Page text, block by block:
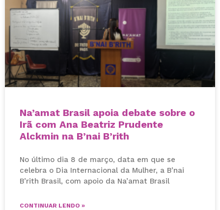
Na’amat Brasil apoia debate sobre o
Irã com Ana Beatriz Prudente
Alckmin na B’nai B’rith
No último dia 8 de março, data em que se
celebra o Dia Internacional da Mulher, a B’nai
B’rith Brasil, com apoio da Na’amat Brasil
CONTINUAR LENDO »